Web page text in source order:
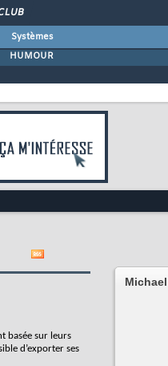
Systèmes
HUMOUR
basée sur leurs
d’exporter ses